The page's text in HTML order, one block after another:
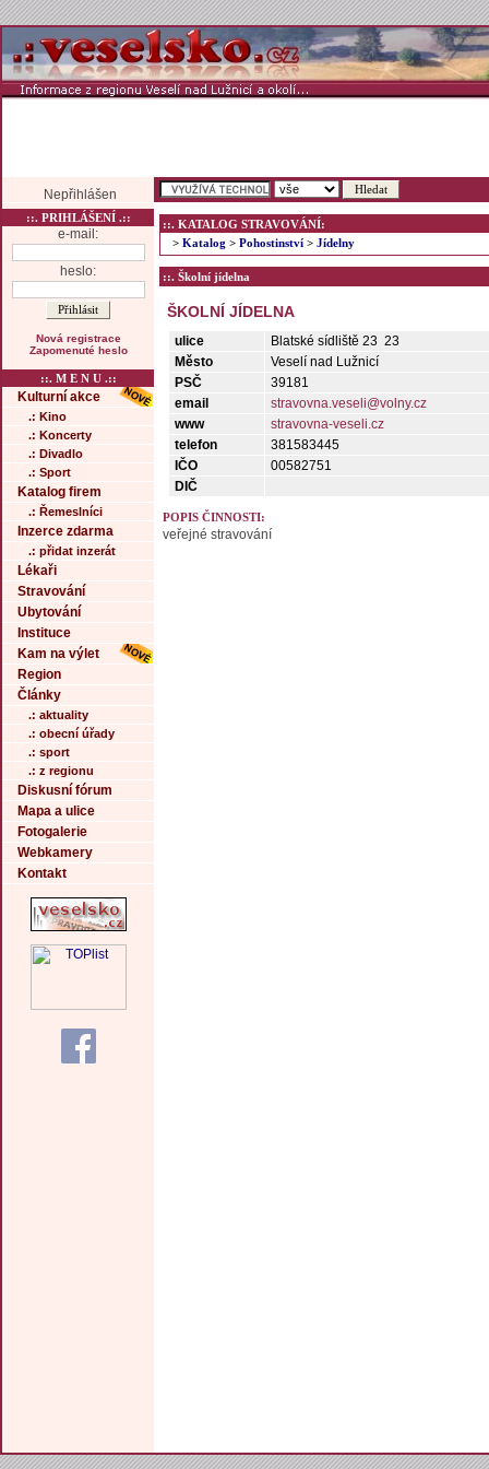
Nepřihlášen
::. PRIHLÁŠENÍ .::
e-mail:
heslo:
Nová registrace
Zapomenuté heslo
::. M E N U .::
Kulturní akce
.: Kino
.: Koncerty
.: Divadlo
.: Sport
Katalog firem
.: Řemeslníci
Inzerce zdarma
.: přidat inzerát
Lékaři
Stravování
Ubytování
Instituce
Kam na výlet
Region
Články
.: aktuality
.: obecní úřady
.: sport
.: z regionu
Diskusní fórum
Mapa a ulice
Fotogalerie
Webkamery
Kontakt
::. KATALOG STRAVOVÁNÍ:
> Katalog > Pohostinství > Jídelny
::. Školní jídelna
ŠKOLNÍ JÍDELNA
ulice
Blatské sídliště 23 23
Město
Veselí nad Lužnicí
PSČ
39181
email
stravovna.veseli@volny.cz
www
stravovna-veseli.cz
telefon
381583445
IČO
00582751
DIČ
POPIS ČINNOSTI:
veřejné stravování